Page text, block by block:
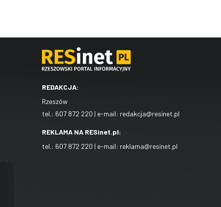
REDAKCJA:
Rzeszów
tel.: 607 872 220 | e-mail: redakcja@resinet.pl
REKLAMA NA RESinet.pl:
tel.: 607 872 220 | e-mail: reklama@resinet.pl